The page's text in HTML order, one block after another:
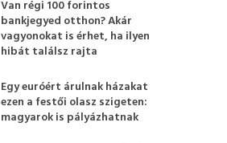
Van régi 100 forintos
bankjegyed otthon? Akár
vagyonokat is érhet, ha ilyen
hibát találsz rajta
Egy euróért árulnak házakat
ezen a festői olasz szigeten:
magyarok is pályázhatnak